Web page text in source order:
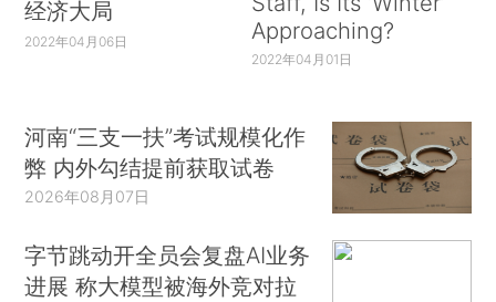
经济大局
2022年04月06日
Approaching?
2022年04月01日
河南“三支一扶”考试规模化作
弊 内外勾结提前获取试卷
2026年08月07日
字节跳动开全员会复盘AI业务
进展 称大模型被海外竞对拉